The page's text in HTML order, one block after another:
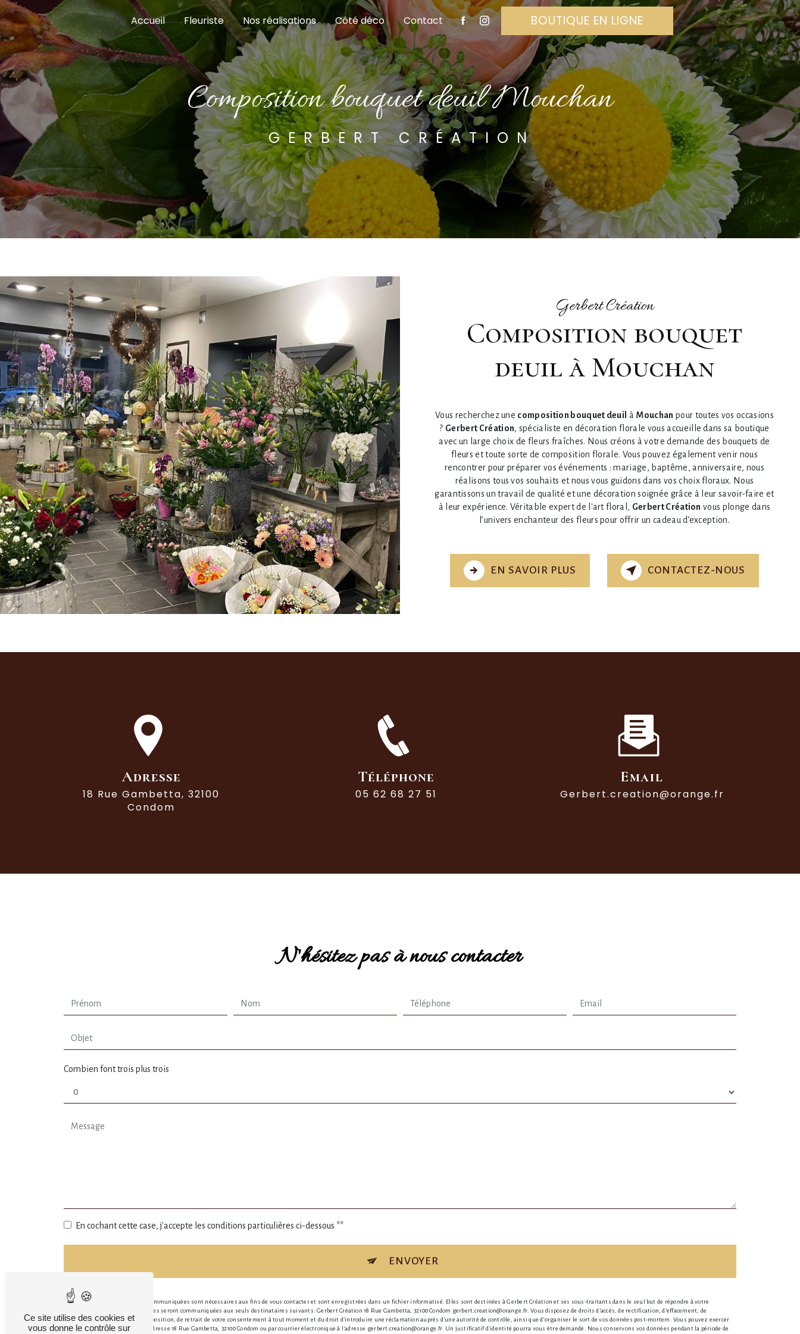
Accueil Fleuriste Nos réalisations Côté déco Contact BOUTIQUE EN LIGNE
composition bouquet deuil Mouchan
GERBERT CRÉATION
Gerbert Création
composition bouquet
deuil à Mouchan
Vous recherchez une composition bouquet deuil à Mouchan pour toutes vos occasions
? Gerbert Création, spécialiste en décoration florale vous accueille dans sa boutique
avec un large choix de fleurs fraîches. Nous créons à votre demande des bouquets de
fleurs et toute sorte de composition florale. Vous pouvez également venir nous
rencontrer pour préparer vos événements : mariage, baptême, anniversaire, nous
réalisons tous vos souhaits et nous vous guidons dans vos choix floraux. Nous
garantissons un travail de qualité et une décoration soignée grâce à leur savoir-faire et
à leur expérience. Véritable expert de l'art floral, Gerbert Création vous plonge dans
l’univers enchanteur des fleurs pour offrir un cadeau d’exception.
EN SAVOIR PLUS CONTACTEZ-NOUS
Adresse
18 Rue Gambetta, 32100
Condom
Téléphone
05 62 68 27 51
Email
gerbert.creation@orange.fr
N'hésitez pas à nous contacter
Combien font trois plus trois
En cochant cette case, j'accepte les conditions particulières ci-dessous **
ENVOYER
** Les données personnelles communiquées sont nécessaires aux fins de vous contacter et sont enregistrées dans un fichier informatisé. Elles sont destinées à Gerbert Création et ses sous-traitants dans le seul but de répondre à votre
message. Les données collectées seront communiquées aux seuls destinataires suivants: Gerbert Création 18 Rue Gambetta, 32100 Condom gerbert.creation@orange.fr. Vous disposez de droits d’accès, de rectification, d’effacement, de
portabilité, de limitation, d’opposition, de retrait de votre consentement à tout moment et du droit d’introduire une réclamation auprès d’une autorité de contrôle, ainsi que d’organiser le sort de vos données post-mortem. Vous pouvez exercer
ces droits par voie postale à l'adresse 18 Rue Gambetta, 32100 Condom ou par courrier électronique à l'adresse gerbert.creation@orange.fr. Un justificatif d'identité pourra vous être demandé. Nous conservons vos données pendant la période de
Panneau de gestion des cookies
Ce site utilise des cookies et
vous donne le contrôle sur